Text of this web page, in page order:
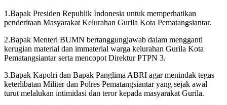
1.Bapak Presiden Republik Indonesia untuk memperhatikan
penderitaan Masyarakat Kelurahan Gurila Kota Pematangsiantar.
2.Bapak Menteri BUMN bertanggungjawab dalam mengganti
kerugian material dan immaterial warga kelurahan Gurila Kota
Pematangsiantar serta mencopot Direktur PTPN 3.
3.Bapak Kapolri dan Bapak Panglima ABRI agar menindak tegas
keterlibatan Militer dan Polres Pematangsiantar yang sejak awal
turut melalukan intimidasi dan teror kepada masyarakat Gurila.